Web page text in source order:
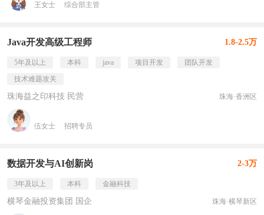
王女士 综合部主管
Java开发高级工程师 1.8-2.5万
5年及以上 本科 java 项目开发
团队开发
技术难题攻关
珠海益之印科技 民营 珠海·香洲区
伍女士 招聘专员
数据开发与AI创新岗 2-3万
3年及以上 本科 金融科技
横琴金融投资集团 国企 珠海·横琴新区